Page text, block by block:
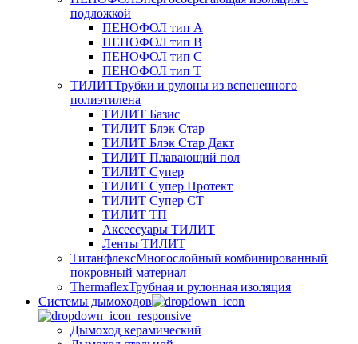
подложкой
ПЕНОФОЛ тип А
ПЕНОФОЛ тип B
ПЕНОФОЛ тип C
ПЕНОФОЛ тип T
ТИЛИТТрубки и рулоны из вспененного
полиэтилена
ТИЛИТ Базис
ТИЛИТ Блэк Стар
ТИЛИТ Блэк Стар Дакт
ТИЛИТ Плавающий пол
ТИЛИТ Супер
ТИЛИТ Супер Протект
ТИЛИТ Супер СТ
ТИЛИТ ТП
Аксессуары ТИЛИТ
Ленты ТИЛИТ
ТитанфлексМногослойный комбинированный
покровный материал
ThermaflexТрубная и рулонная изоляция
Cистемы дымоходов
Дымоход керамический